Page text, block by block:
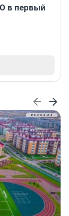
в первый